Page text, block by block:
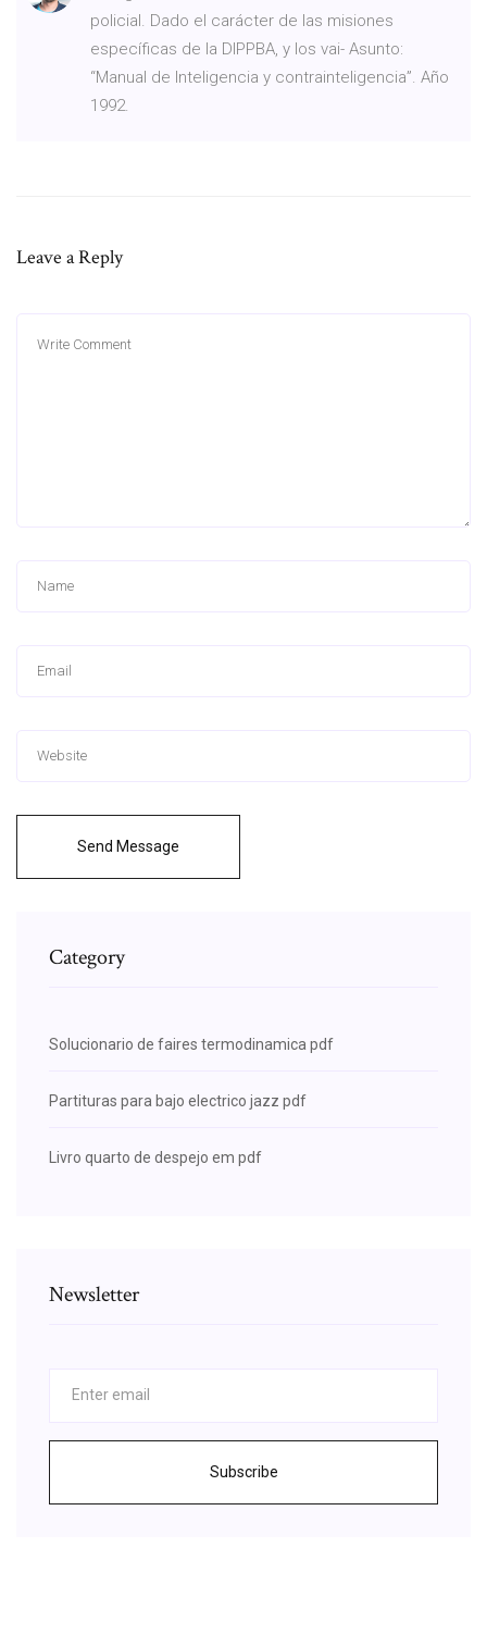
policial. Dado el carácter de las misiones
específicas de la DIPPBA, y los vai- Asunto:
“Manual de Inteligencia y contrainteligencia”. Año
1992.
Leave a Reply
Send Message
Category
Solucionario de faires termodinamica pdf
Partituras para bajo electrico jazz pdf
Livro quarto de despejo em pdf
Newsletter
Subscribe